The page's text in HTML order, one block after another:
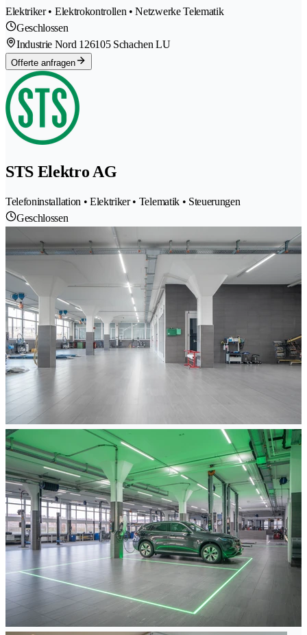
Elektriker • Elektrokontrollen • Netzwerke Telematik
Geschlossen
Industrie Nord 126105 Schachen LU
Offerte anfragen
STS Elektro AG
Telefoninstallation • Elektriker • Telematik • Steuerungen
Geschlossen